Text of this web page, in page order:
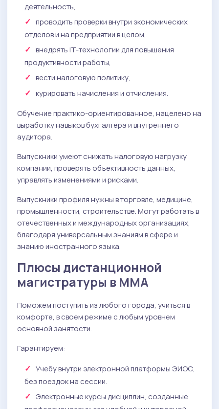
деятельность,
проводить проверки внутри экономических
отделов и на предприятии в целом,
внедрять IT-технологии для повышения
продуктивности работы,
вести налоговую политику,
курировать начисления и отчисления.
Обучение практико-ориентированное, нацелено на
выработку навыков бухгалтера и внутреннего
аудитора.
Выпускники умеют снижать налоговую нагрузку
компании, проверять объективность данных,
управлять изменениями и рисками.
Выпускники профиля нужны в торговле, медицине,
промышленности, строительстве. Могут работать в
отечественных и международных организациях,
благодаря универсальным знаниям в сфере и
знанию иностранного языка.
Плюсы дистанционной
магистратуры в ММА
Поможем поступить из любого города, учиться в
комфорте, в своем режиме с любым уровнем
основной занятости.
Гарантируем:
Учебу внутри электронной платформы ЭИОС,
без поездок на сессии.
Электронные курсы дисциплин, созданные